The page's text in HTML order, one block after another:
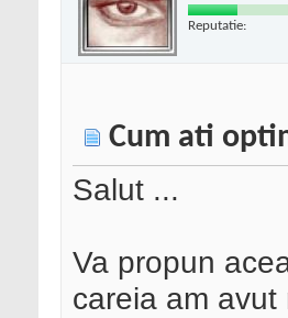
Reputatie:
Cum ati
Salut ...
Va propun
careia am